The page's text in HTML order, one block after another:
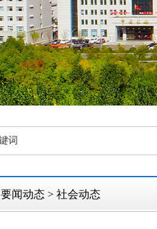
要闻动态 > 社会动态